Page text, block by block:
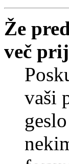
Že
več
vaši